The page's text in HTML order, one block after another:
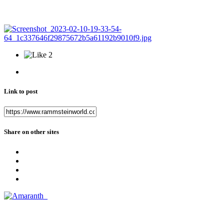
2
Link to post
Share on other sites